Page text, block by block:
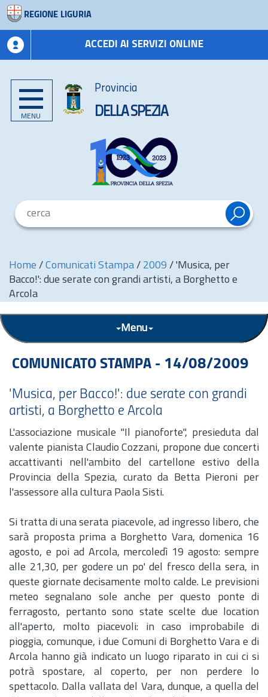
REGIONE LIGURIA
ACCEDI AI SERVIZI ONLINE
MENU
Provincia
DELLA SPEZIA
Home / Comunicati Stampa / 2009 / 'Musica, per
Bacco!': due serate con grandi artisti, a Borghetto e
Arcola
Menu
COMUNICATO STAMPA - 14/08/2009
'Musica, per Bacco!': due serate con grandi
artisti, a Borghetto e Arcola
L'associazione musicale "Il pianoforte", presieduta dal
valente pianista Claudio Cozzani, propone due concerti
accattivanti nell'ambito del cartellone estivo della
Provincia della Spezia, curato da Betta Pieroni per
l'assessore alla cultura Paola Sisti.
Si tratta di una serata piacevole, ad ingresso libero, che
sarà proposta prima a Borghetto Vara, domenica 16
agosto, e poi ad Arcola, mercoledì 19 agosto: sempre
alle 21,30, per godere un po' del fresco della sera, in
queste giornate decisamente molto calde. Le previsioni
meteo segnalano sole anche per questo ponte di
ferragosto, pertanto sono state scelte due location
all'aperto, molto piacevoli: in caso improbabile di
pioggia, comunque, i due Comuni di Borghetto Vara e di
Arcola hanno già indicato un luogo riparato in cui ci si
potrà spostare, al coperto, per non perdere lo
spettacolo. Dalla vallata del Vara, dunque, a quella del